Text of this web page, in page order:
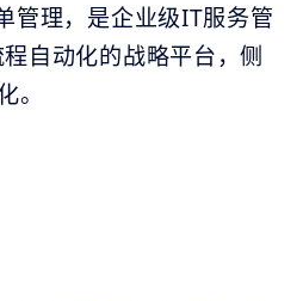
管理，是企业级IT服务管
自动化的战略平台，侧
。